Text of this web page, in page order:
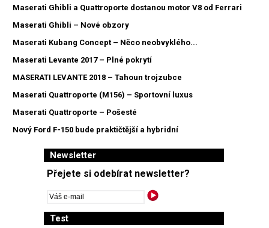
Maserati Ghibli a Quattroporte dostanou motor V8 od Ferrari
Maserati Ghibli – Nové obzory
Maserati Kubang Concept – Něco neobvyklého...
Maserati Levante 2017 – Plné pokrytí
MASERATI LEVANTE 2018 – Tahoun trojzubce
Maserati Quattroporte (M156) – Sportovní luxus
Maserati Quattroporte – Pošesté
Nový Ford F-150 bude praktičtější a hybridní
Newsletter
Přejete si odebírat newsletter?
Test